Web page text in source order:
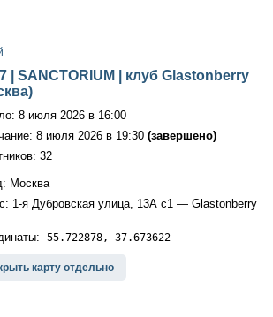
| SANCTORIUM | клуб Glastonberry
8 июля 2026 в 16:00
8 июля 2026 в 19:30 (завершено)
32
Москва
1-я Дубровская улица, 13А с1 — Glastonberry
55.722878, 37.673622
карту отдельно